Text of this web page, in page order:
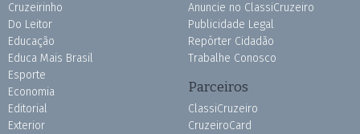
Cruzeirinho
Do Leitor
Educação
Educa Mais Brasil
Esporte
Economia
Editorial
Exterior
Anuncie no ClassiCruzeiro
Publicidade Legal
Repórter Cidadão
Trabalhe Conosco
Parceiros
ClassiCruzeiro
CruzeiroCard